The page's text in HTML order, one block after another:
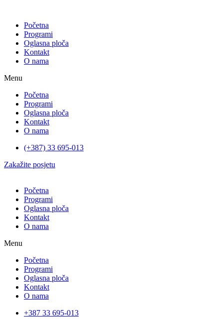
Početna
Programi
Oglasna ploča
Kontakt
O nama
Menu
Početna
Programi
Oglasna ploča
Kontakt
O nama
(+387) 33 695-013
Zakažite posjetu
Početna
Programi
Oglasna ploča
Kontakt
O nama
Menu
Početna
Programi
Oglasna ploča
Kontakt
O nama
+387 33 695-013